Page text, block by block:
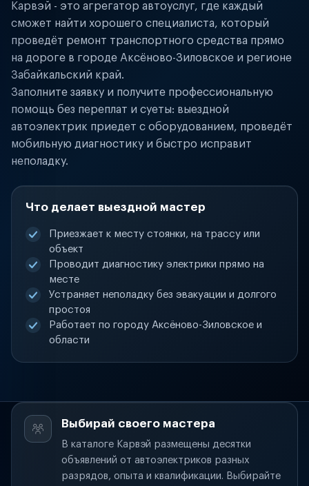
Карвэй - это агрегатор автоуслуг, где каждый
сможет найти хорошего специалиста, который
проведёт ремонт транспортного средства прямо
на дороге в городе Аксёново-Зиловское и регионе
Забайкальский край.
Заполните заявку и получите профессиональную
помощь без переплат и суеты: выездной
автоэлектрик приедет с оборудованием, проведёт
мобильную диагностику и быстро исправит
неполадку.
Что делает выездной мастер
Приезжает к месту стоянки, на трассу или
объект
Проводит диагностику электрики прямо на
месте
Устраняет неполадку без эвакуации и долгого
простоя
Работает по городу Аксёново-Зиловское и
области
Выбирай своего мастера
В каталоге Карвэй размещены десятки
объявлений от автоэлектриков разных
разрядов, опыта и квалификации. Выбирайте